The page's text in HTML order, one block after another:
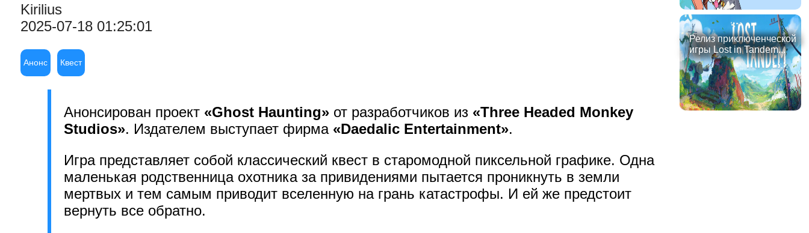
Kirilius
2025-07-18 01:25:01
Анонс Квест
Анонсирован проект «Ghost Haunting» от разработчиков из «Three Headed Monkey
Studios». Издателем выступает фирма «Daedalic Entertainment».
Игра представляет собой классический квест в старомодной пиксельной графике. Одна
маленькая родственница охотника за привидениями пытается проникнуть в земли
мертвых и тем самым приводит вселенную на грань катастрофы. И ей же предстоит
вернуть все обратно.
Релиз приключенческой
игры Lost in Tandem...